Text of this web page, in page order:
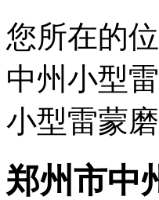
您所在的位
中州小型
小型雷蒙
郑州市中